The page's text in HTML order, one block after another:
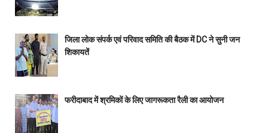
जिला लोक संपर्क एवं परिवाद समिति की बैठक में DC ने सुनी जन
शिकायतें
फरीदाबाद में श्रमिकों के लिए जागरूकता रैली का आयोजन